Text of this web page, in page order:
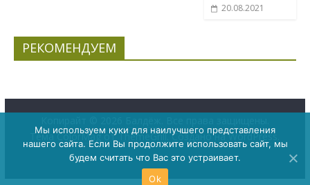
20.08.2021
РЕКОМЕНДУЕМ
ТемаColorMagот ThemeGrill. Создано наWordPress
Мы используем куки для наилучшего представления
нашего сайта. Если Вы продолжите использовать сайт, мы
будем считать что Вас это устраивает.
Ok